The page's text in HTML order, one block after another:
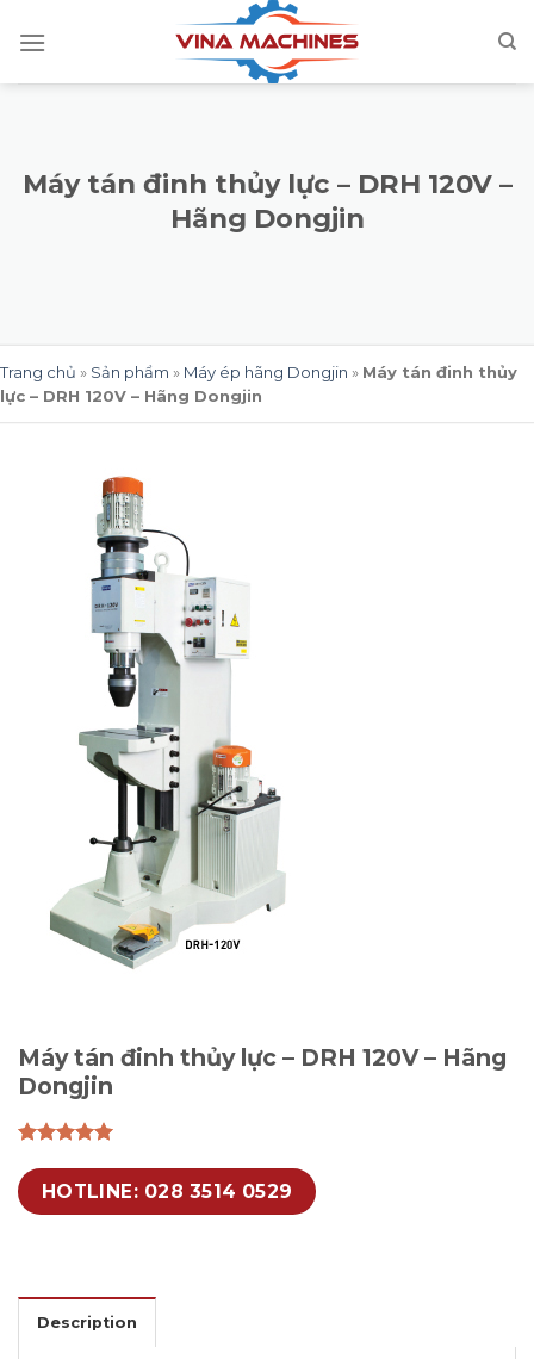
Máy tán đinh thủy lực – DRH 120V –
Hãng Dongjin
Trang chủ » Sản phẩm » Máy ép hãng Dongjin » Máy tán đinh thủy
lực – DRH 120V – Hãng Dongjin
Máy tán đinh thủy lực – DRH 120V – Hãng
Dongjin
HOTLINE: 028 3514 0529
Description